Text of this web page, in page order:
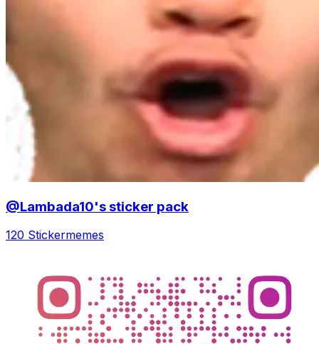
@Lambada10's sticker pack
120 Stickermemes